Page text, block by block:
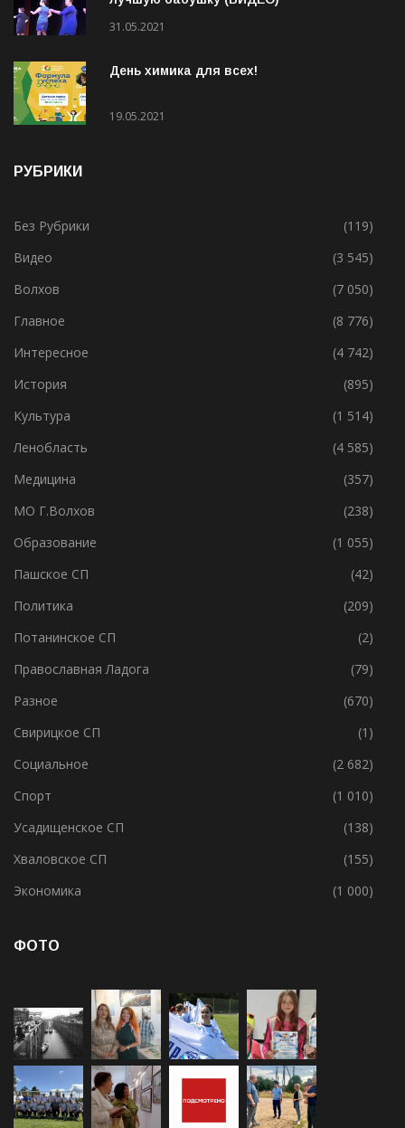
Супер-Бабушки: в Волхове выбрали
31.05.2021
День химика для всех!
Без Рубрики
(119)
Видео
(3 545)
Волхов
(7 050)
Главное
(8 776)
Интересное
(4 742)
История
(895)
Культура
(1 514)
Ленобласть
(4 585)
Медицина
(357)
МО Г.Волхов
(238)
Образование
(1 055)
Пашское СП
(42)
Политика
(209)
Потанинское СП
(2)
Православная Ладога
(79)
Разное
(670)
Свирицкое СП
(1)
Социальное
(2 682)
Спорт
(1 010)
Усадищенское СП
(138)
Хваловское СП
(155)